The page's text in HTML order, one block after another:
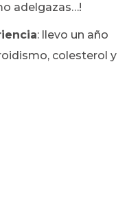
adelgazas…!
: llevo un año
colesterol y